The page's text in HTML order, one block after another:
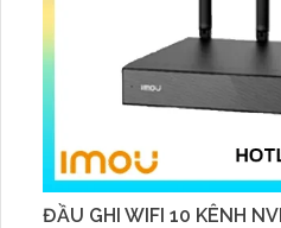
ĐẦU GHI WIFI 10 KÊNH